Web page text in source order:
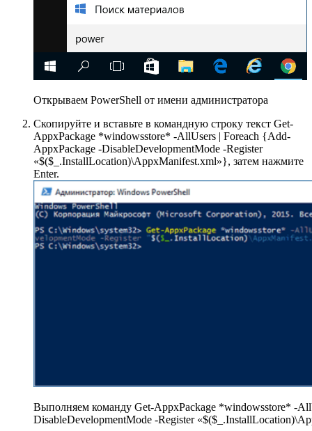
Открываем PowerShell от имени администратора
Скопируйте и вставьте в командную строку текст Get-
AppxPackage *windowsstore* -AllUsers | Foreach {Add-
AppxPackage -DisableDevelopmentMode -Register
«$($_.InstallLocation)\AppxManifest.xml»}, затем нажмите
Enter.
Выполняем команду Get-AppxPackage *windowsstore* -
DisableDevelopmentMode -Register